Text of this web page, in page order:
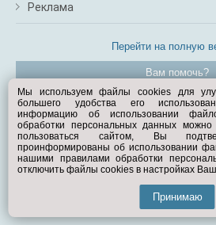
Реклама
Перейти на полную
Вам помочь?
© Exist.ru
Мы используем файлы cookies для
большего удобства его
информацию об использовании
обработки персональных данных
пользоваться сайтом, Вы
проинформированы об использовании
нашими правилами обработки
отключить файлы cookies в настройках
Принимаю